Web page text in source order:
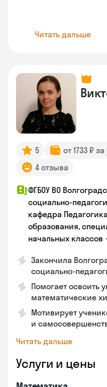
Читать дальше
5 от 1733 ₽
4 отзыва
ФГБОУ ВО
социально-
кафедра
образования,
начальных классов
Закончила
социально-
Помогает освоить
математические
Мотивирует
и
Читать дальше
Услуги и цены